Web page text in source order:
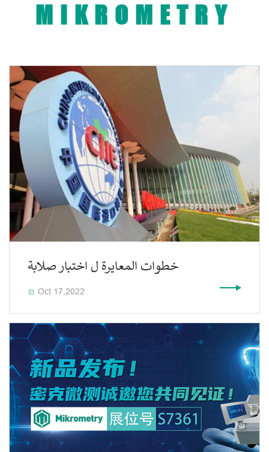
MIKROMETRY
خطوات المعايرة ل اختبار صلابة
 Oct 17,2022